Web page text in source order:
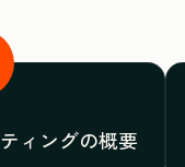
ィングの概要